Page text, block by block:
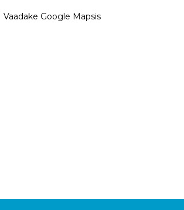
Vaadake Google Mapsis